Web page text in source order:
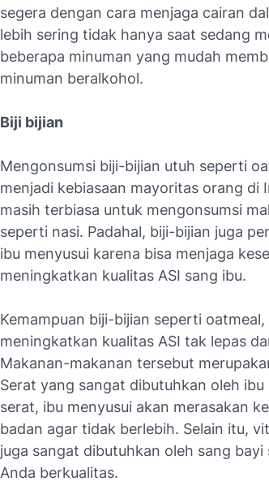
segera dengan cara menjaga cairan
lebih sering tidak hanya saat sedang
beberapa minuman yang mudah
minuman beralkohol.
Biji bijian
Mengonsumsi biji-bijian utuh seperti
menjadi kebiasaan mayoritas orang di
masih terbiasa untuk mengonsumsi
seperti nasi. Padahal, biji-bijian juga
ibu menyusui karena bisa menjaga
meningkatkan kualitas ASI sang ibu.
Kemampuan biji-bijian seperti
meningkatkan kualitas ASI tak lepas
Makanan-makanan tersebut
Serat yang sangat dibutuhkan oleh
serat, ibu menyusui akan merasakan
badan agar tidak berlebih. Selain itu,
juga sangat dibutuhkan oleh sang
Anda berkualitas.